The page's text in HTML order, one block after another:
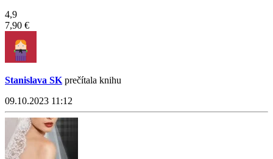
4,9
7,90 €
Stanislava SK prečítala knihu
09.10.2023 11:12